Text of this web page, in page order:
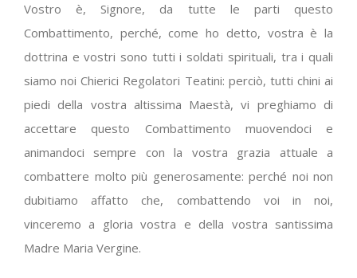
Vostro è, Signore, da tutte le parti questo
Combattimento, perché, come ho detto, vostra è la
dottrina e vostri sono tutti i soldati spirituali, tra i quali
siamo noi Chierici Regolatori Teatini: perciò, tutti chini ai
piedi della vostra altissima Maestà, vi preghiamo di
accettare questo Combattimento muovendoci e
animandoci sempre con la vostra grazia attuale a
combattere molto più generosamente: perché noi non
dubitiamo affatto che, combattendo voi in noi,
vinceremo a gloria vostra e della vostra santissima
Madre Maria Vergine.